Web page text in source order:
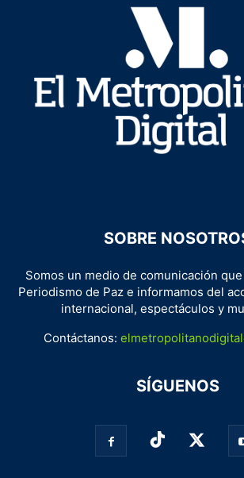
SOBRE
Somos un medio de comunicación
Periodismo de Paz e informamos del
internacional, espectáculos y
Contáctanos:
SÍGUENOS